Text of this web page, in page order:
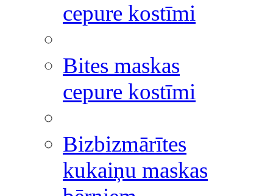
cepure kostīmi
Bites maskas
cepure kostīmi
Bizbizmārītes
kukaiņu maskas